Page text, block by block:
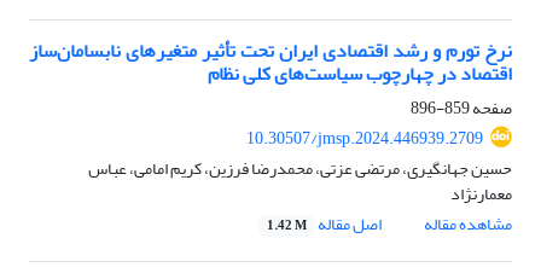
نرخ تورم و رشد اقتصادی ایران تحت تأثیر متغیرهای نابسامان‌ساز
اقتصاد در چهارچوب سیاست‌های کلی نظام
صفحه859-896
10.30507/jmsp.2024.446939.2709
حسین جهانگیری، مرتضی عزتی، محمدرضا فرزین، کریم امامی، عباس
معمارنژاد
مشاهده مقاله
اصل مقاله 1.42 M